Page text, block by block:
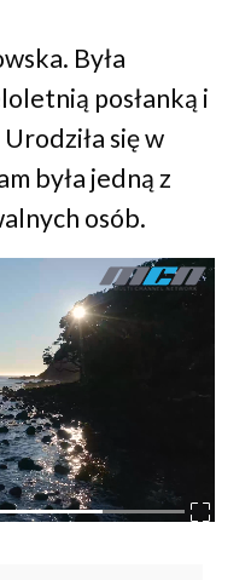
Była
posłanką i
się w
była jedną z
osób.